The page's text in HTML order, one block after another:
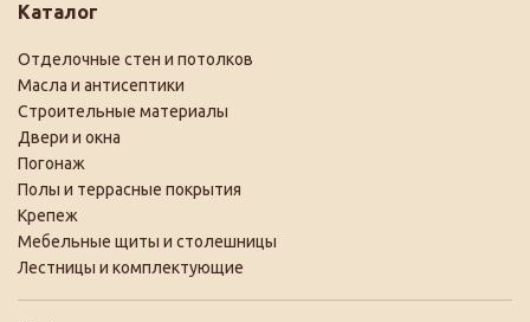
Каталог
Отделочные стен и потолков
Масла и антисептики
Строительные материалы
Двери и окна
Погонаж
Полы и террасные покрытия
Крепеж
Мебельные щиты и столешницы
Лестницы и комплектующие